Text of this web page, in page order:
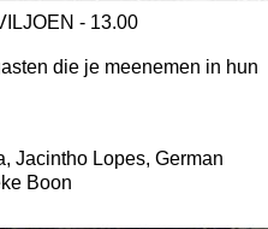
- 13.00
die je meenemen in hun
Jacintho Lopes, German
Boon